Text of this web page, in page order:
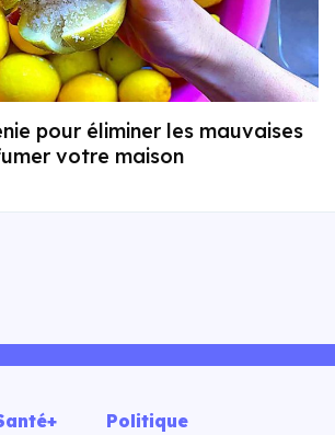
pour éliminer les mauvaises
votre maison
Politique